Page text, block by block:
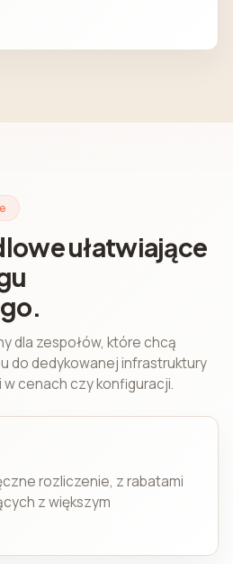
ułatwiające
dla zespołów, które chcą
do dedykowanej infrastruktury
cenach czy konfiguracji.
rozliczenie, z rabatami
z większym